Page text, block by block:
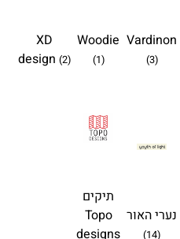
Vardinon
(3)
Woodie
(1)
XD
design(2)
נערי האור
(14)
תיקים
Topo
designs